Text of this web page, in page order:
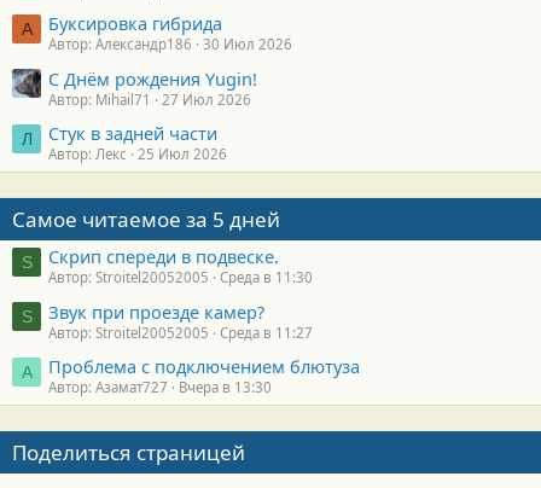
А Буксировка гибрида
Автор: Александр186 30 Июл 2026
С Днём рождения Yugin!
Автор: Mihail71 27 Июл 2026
Л Стук в задней части
Автор: Лекс 25 Июл 2026
Самое читаемое за 5 дней
S Скрип спереди в подвеске.
Автор: Stroitel20052005 Среда в 11:30
S Звук при проезде камер?
Автор: Stroitel20052005 Среда в 11:27
А Проблема с подключением блютуза
Автор: Азамат727 Вчера в 13:30
Поделиться страницей